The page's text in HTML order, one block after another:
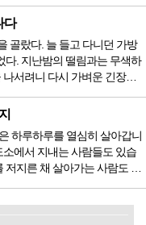
한다. 게다가 밤늦은 시간까지
는데도 ‘아침을 먹어야 하루
잡혀 억지로 먹는 경우가 많
보내는 신호다. 즉 먹어도 소
면 혈액 안에 잉여물...
다
골랐다. 늘 들고 다니던 가방
다. 지난밤의 떨림과는 무색하
서려니 다시 가벼운 긴장감
냄새를 맡았을 때의 긴장감 같
사유상을 만나러 가는 길은 그
보일 좋은 콘텐츠를 고민하던
고자...
하루하루를 열심히 살아갑니
에서 지내는 사람들도 있습
지른 채 살아가는 사람도 있